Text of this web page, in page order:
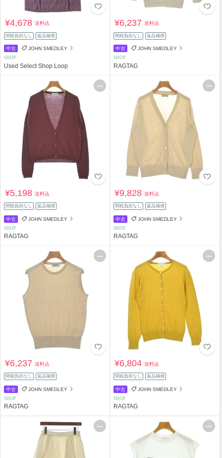
¥4,678送料込
関税負担なし 返品補償
中古 JOHN SMEDLEY
SHOP
Used Select Shop Loop
¥6,237送料込
関税負担なし 返品補償
中古 JOHN SMEDLEY
SHOP
RAGTAG
¥5,198送料込
関税負担なし 返品補償
中古 JOHN SMEDLEY
SHOP
RAGTAG
¥9,828送料込
関税負担なし 返品補償
中古 JOHN SMEDLEY
SHOP
RAGTAG
¥6,237送料込
関税負担なし 返品補償
中古 JOHN SMEDLEY
SHOP
RAGTAG
¥6,804送料込
関税負担なし 返品補償
中古 JOHN SMEDLEY
SHOP
RAGTAG